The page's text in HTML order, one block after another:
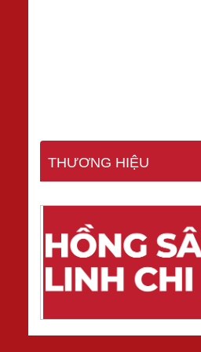
THƯƠNG HIỆU